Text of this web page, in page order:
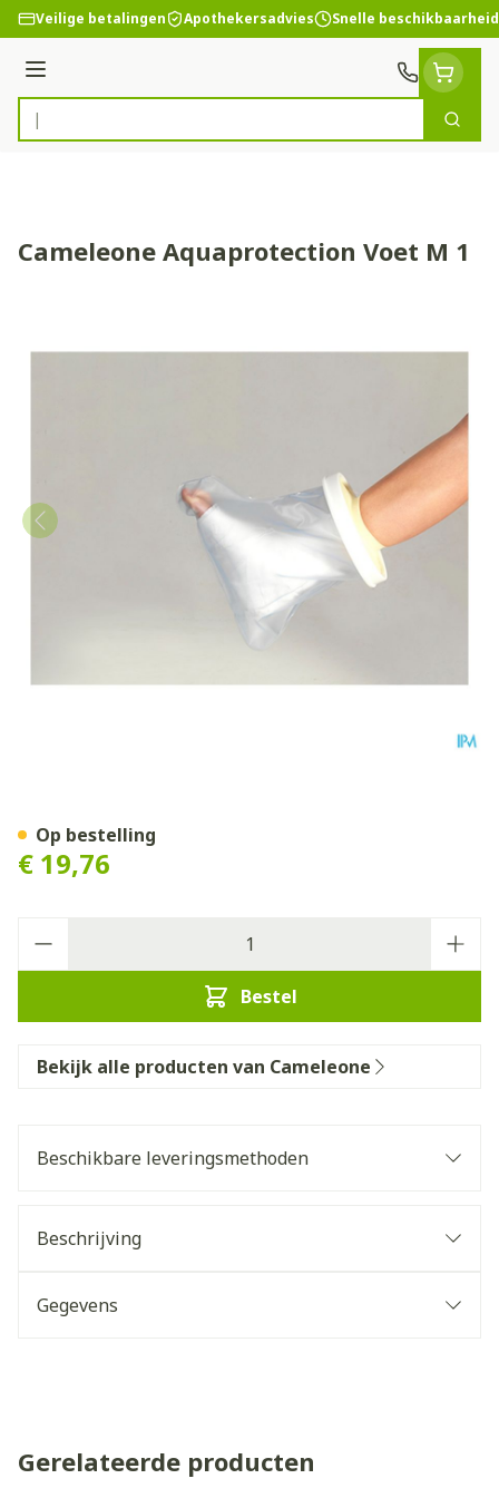
Ga naar de inhoud
Veilige betalingen Apothekersadvies Snelle beschikbaarheid
Menu
Product, merk, categorie...
Zoek
Cameleone Aquaprotection Voet M 1
€ 19,76
Bestel
Op bestelling
Bekijk alle producten van Cameleone
Beschikbare leveringsmethoden
Beschrijving
Gegevens
Gerelateerde producten